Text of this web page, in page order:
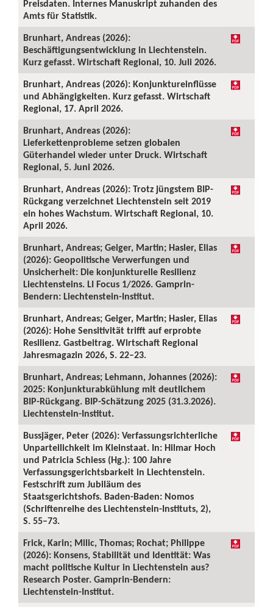
Preisdaten. Internes Manuskript zuhanden des
Amts für Statistik.
Brunhart, Andreas (2026):
Beschäftigungsentwicklung in Liechtenstein.
Kurz gefasst. Wirtschaft Regional, 10. Juli 2026.
Brunhart, Andreas (2026): Konjunktureinflüsse
und Abhängigkeiten. Kurz gefasst. Wirtschaft
Regional, 17. April 2026.
Brunhart, Andreas (2026):
Lieferkettenprobleme setzen globalen
Güterhandel wieder unter Druck. Wirtschaft
Regional, 5. Juni 2026.
Brunhart, Andreas (2026): Trotz jüngstem BIP-
Rückgang verzeichnet Liechtenstein seit 2019
ein hohes Wachstum. Wirtschaft Regional, 10.
April 2026.
Brunhart, Andreas; Geiger, Martin; Hasler, Elias
(2026): Geopolitische Verwerfungen und
Unsicherheit: Die konjunkturelle Resilienz
Liechtensteins. LI Focus 1/2026. Gamprin-
Bendern: Liechtenstein-Institut.
Brunhart, Andreas; Geiger, Martin; Hasler, Elias
(2026): Hohe Sensitivität trifft auf erprobte
Resilienz. Gastbeitrag. Wirtschaft Regional
Jahresmagazin 2026, S. 22–23.
Brunhart, Andreas; Lehmann, Johannes (2026):
2025: Konjunkturabkühlung mit deutlichem
BIP-Rückgang. BIP-Schätzung 2025 (31.3.2026).
Liechtenstein-Institut.
Bussjäger, Peter (2026): Verfassungsrichterliche
Unparteilichkeit im Kleinstaat. In: Hilmar Hoch
und Patricia Schiess (Hg.): 100 Jahre
Verfassungsgerichtsbarkeit in Liechtenstein.
Festschrift zum Jubiläum des
Staatsgerichtshofs. Baden-Baden: Nomos
(Schriftenreihe des Liechtenstein-Instituts, 2),
S. 55–73.
Frick, Karin; Milic, Thomas; Rochat; Philippe
(2026): Konsens, Stabilität und Identität: Was
macht politische Kultur in Liechtenstein aus?
Research Poster. Gamprin-Bendern:
Liechtenstein-Institut.